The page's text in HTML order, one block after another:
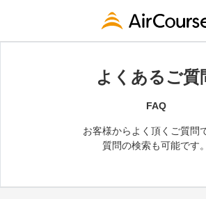
よくあるご質
FAQ
お客様からよく頂くご質問
質問の検索も可能です。